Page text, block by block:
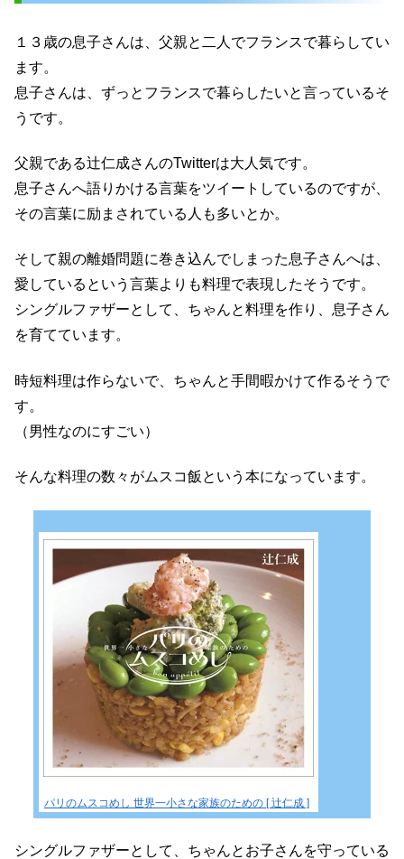
１３歳の息子さんは、父親と二人でフランスで暮らしてい
ます。
息子さんは、ずっとフランスで暮らしたいと言っているそ
うです。
父親である辻仁成さんのTwitterは大人気です。
息子さんへ語りかける言葉をツイートしているのですが、
その言葉に励まされている人も多いとか。
そして親の離婚問題に巻き込んでしまった息子さんへは、
愛しているという言葉よりも料理で表現したそうです。
シングルファザーとして、ちゃんと料理を作り、息子さん
を育てています。
時短料理は作らないで、ちゃんと手間暇かけて作るそうで
す。
（男性なのにすごい）
そんな料理の数々がムスコ飯という本になっています。
パリのムスコめし 世界一小さな家族のための [ 辻仁成 ]
シングルファザーとして、ちゃんとお子さんを守っている